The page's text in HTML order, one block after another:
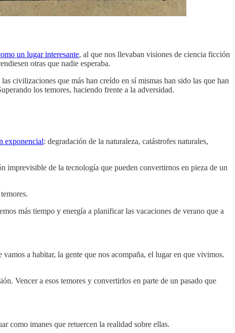
un lugar interesante, al que nos llevaban visiones de ciencia ficción
otras que nadie esperaba.
civilizaciones que más han creído en sí mismas han sido las que han
los temores, haciendo frente a la adversidad.
exponencial: degradación de la naturaleza, catástrofes naturales,
imprevisible de la tecnología que pueden convertirnos en pieza de un
más tiempo y energía a planificar las vacaciones de verano que a
a habitar, la gente que nos acompaña, el lugar en que vivimos.
Vencer a esos temores y convertirlos en parte de un pasado que
como imanes que retuercen la realidad sobre ellas.